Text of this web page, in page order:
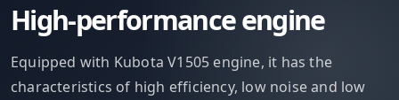
High-performance engine
Equipped with Kubota V1505 engine, it has the
characteristics of high efficiency, low noise and low